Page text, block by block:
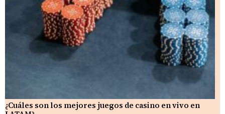
¿Cuáles son los mejores juegos de casino en vivo en